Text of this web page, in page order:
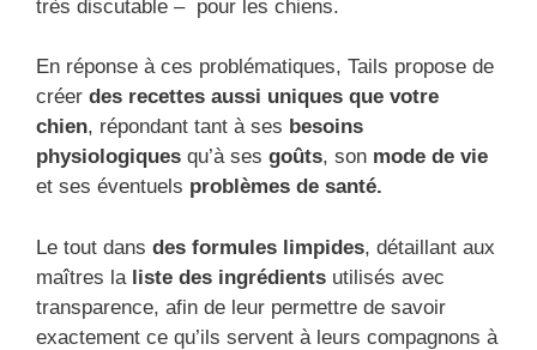
très discutable – pour les chiens.
En réponse à ces problématiques, Tails propose de
créer des recettes aussi uniques que votre
chien, répondant tant à ses besoins
physiologiques qu’à ses goûts, son mode de vie
et ses éventuels problèmes de santé.
Le tout dans des formules limpides, détaillant aux
maîtres la liste des ingrédients utilisés avec
transparence, afin de leur permettre de savoir
exactement ce qu’ils servent à leurs compagnons à